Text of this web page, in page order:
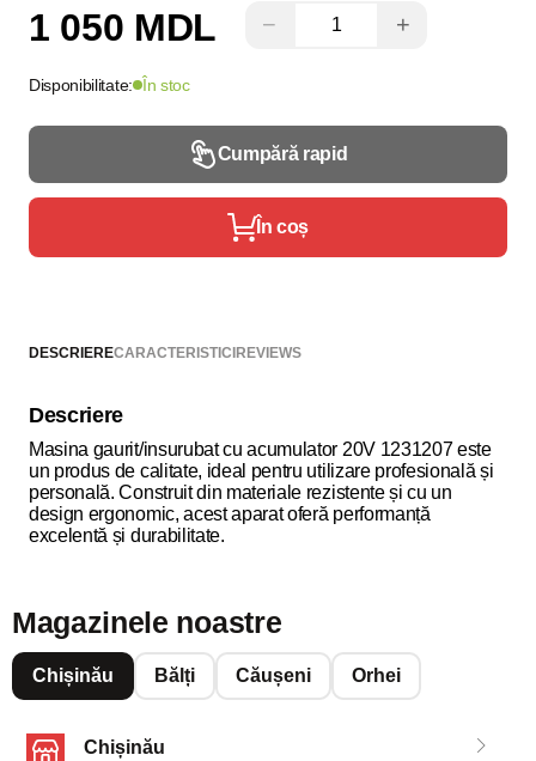
1 050 MDL − +
Disponibilitate: În stoc
Cumpără rapid
În coș
DESCRIERECARACTERISTICIREVIEWS
Descriere
Masina gaurit/insurubat cu acumulator 20V 1231207 este
un produs de calitate, ideal pentru utilizare profesională și
personală. Construit din materiale rezistente și cu un
design ergonomic, acest aparat oferă performanță
excelentă și durabilitate.
Magazinele noastre
Chișinău Bălți Căușeni Orhei
Chișinău